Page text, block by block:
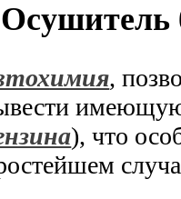
Осушитель
,
), что